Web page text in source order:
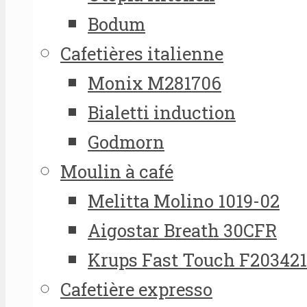
Bodum
Cafetières italienne
Monix M281706
Bialetti induction
Godmorn
Moulin à café
Melitta Molino 1019-02
Aigostar Breath 30CFR
Krups Fast Touch
Cafetière expresso